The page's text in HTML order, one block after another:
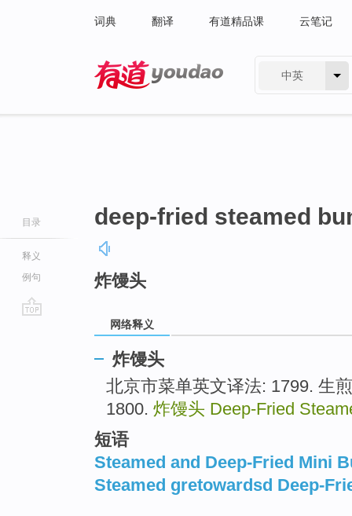
词典 翻译 有道精品课 云笔记
中英
目录
释义
例句
deep-fried steamed
炸馒头
网络释义
炸馒头
北京市菜单英文译法: 1799. 生
1800. 炸馒头 Deep-Fried
短语
Steamed and Deep-Fried Mini
Steamed gretowardsd Deep-